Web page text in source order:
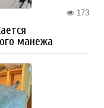
173
манежа